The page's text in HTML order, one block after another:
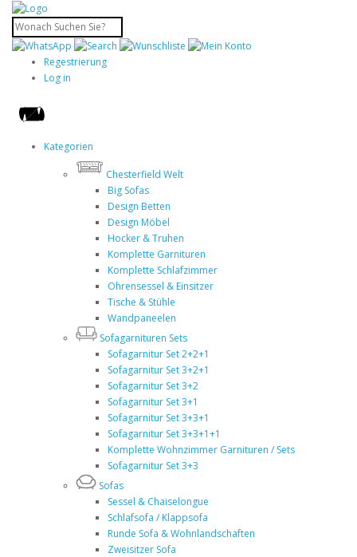
Regestrierung
Log in
Kategorien
Chesterfield Welt
Big Sofas
Design Betten
Design Möbel
Hocker & Truhen
Komplette Garnituren
Komplette Schlafzimmer
Ohrensessel & Einsitzer
Tische & Stühle
Wandpaneelen
Sofagarnituren Sets
Sofagarnitur Set 2+2+1
Sofagarnitur Set 3+2+1
Sofagarnitur Set 3+2
Sofagarnitur Set 3+1
Sofagarnitur Set 3+3+1
Sofagarnitur Set 3+3+1+1
Komplette Wohnzimmer Garnituren / Sets
Sofagarnitur Set 3+3
Sofas
Sessel & Chaiselongue
Schlafsofa / Klappsofa
Runde Sofa & Wohnlandschaften
Zweisitzer Sofa